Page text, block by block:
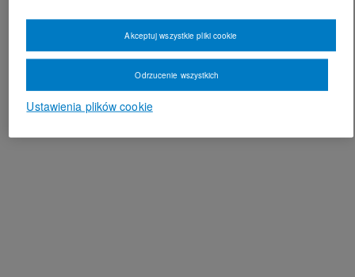
Ustawienia plików cookie
Odrzucenie wszystkich
Akceptuj wszystkie pliki cookie